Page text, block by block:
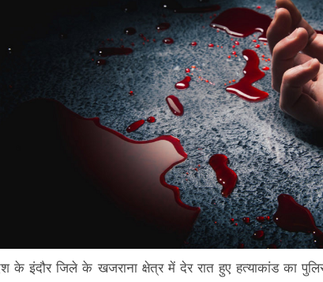
के इंदौर जिले के खजराना क्षेत्र में देर रात हुए हत्याकांड का